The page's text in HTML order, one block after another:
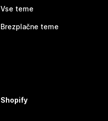
Vse teme
Brezplačne teme
Shopify